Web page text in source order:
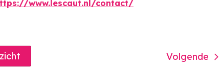
www.lescaut.nl/contact/
Volgende